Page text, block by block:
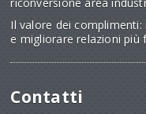
Il valore dei
e migliorare relazioni più
Contatti